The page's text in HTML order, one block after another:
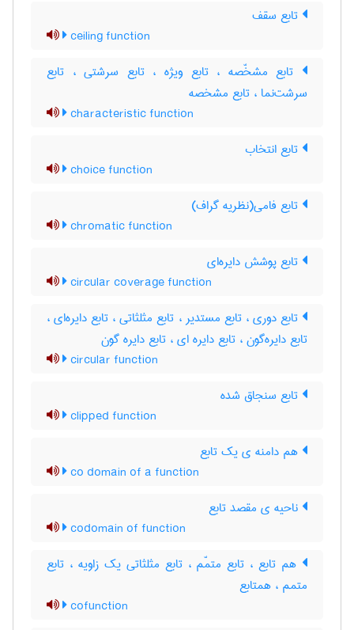
تابع سقف
ceiling function
تابع مشخّصه ، تابع ویژه ، تابع سرشتی ، تابع
سرشت‌نما ، تابع مشخصه
characteristic function
تابع انتخاب
choice function
تابع فامی(نظریه گراف)
chromatic function
تابع پوشش دایره‌ای
circular coverage function
تابع دوری ، تابع مستدیر ، تابع مثلثاتی ، تابع دایره‌ای ،
تابع دایره‌گون ، تابع دایره ای ، تابع دایره گون
circular function
تابع سنجاق شده
clipped function
هم دامنه ی یک تابع
co domain of a function
ناحیه ی مقصد تابع
codomain of function
هم تابع ، تابع متمّم ، تابع مثلثاتی یک زاویه ، تابع
متمم ، همتابع
cofunction